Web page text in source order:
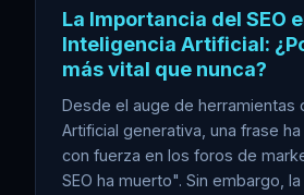
La Importancia del SEO
Inteligencia Artificial:
más vital que nunca?
Desde el auge de herramientas
Artificial generativa, una frase
con fuerza en los foros de
SEO ha muerto". Sin embargo,